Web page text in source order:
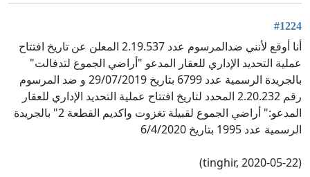
#1224
أنا أوقع لأنني ضدالمرسوم عدد 2.19.537 المعلن عن تاريخ افتتاح
عملية التحديد الإداري للعقار المدعو "أراضي الجموع لتدفالت"
بالجريدة الرسمية عدد 6799 بتاريخ 29/07/2019 و ضد المرسوم
رقم 2.20.232 المحدد لتاريخ افتتاح عملية التحديد الإداري للعقار
المدعو:" أراضي الجموع لقبيلة تغزوت واكديم القطعة 2" بالجريدة
الرسمية عدد 1995 بتاريخ 6/4/2020
(tinghir, 2020-05-22)